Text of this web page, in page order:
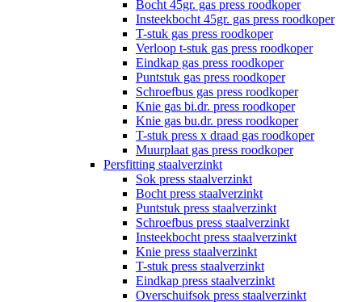
Bocht 45gr. gas press roodkoper
Insteekbocht 45gr. gas press roodkoper
T-stuk gas press roodkoper
Verloop t-stuk gas press roodkoper
Eindkap gas press roodkoper
Puntstuk gas press roodkoper
Schroefbus gas press roodkoper
Knie gas bi.dr. press roodkoper
Knie gas bu.dr. press roodkoper
T-stuk press x draad gas roodkoper
Muurplaat gas press roodkoper
Persfitting staalverzinkt
Sok press staalverzinkt
Bocht press staalverzinkt
Puntstuk press staalverzinkt
Schroefbus press staalverzinkt
Insteekbocht press staalverzinkt
Knie press staalverzinkt
T-stuk press staalverzinkt
Eindkap press staalverzinkt
Overschuifsok press staalverzinkt